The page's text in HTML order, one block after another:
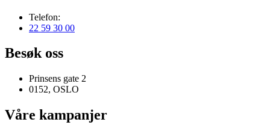
Telefon:
22 59 30 00
Besøk oss
Prinsens gate 2
0152, OSLO
Våre kampanjer